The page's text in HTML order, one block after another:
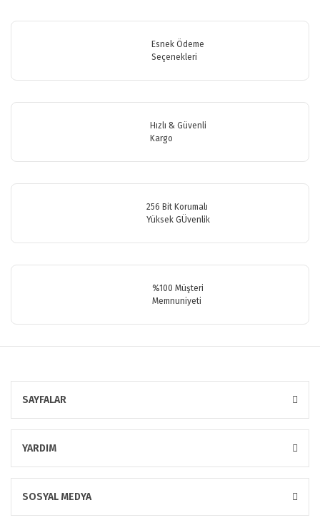
Bu ürüne ilk yorumu siz yapın!
Görüş ve önerileriniz için teşekkür ederiz.
Ürün resmi kalitesiz, bozuk veya görüntülenemiyor.
Ürün fiyatı diğer sitelerden daha pahalı.
Esnek Ödeme
Seçenekleri
Hızlı & Güvenli
Kargo
256 Bit Korumalı
Yüksek GÜvenlik
%100 Müşteri
Memnuniyeti
SAYFALAR
YARDIM
SOSYAL MEDYA